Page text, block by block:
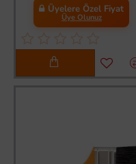
Üyelere Özel Fiyat
Üye Olunuz